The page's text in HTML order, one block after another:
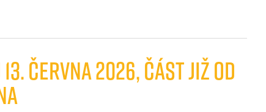
ČERVNA 2026, ČÁST JIŽ OD